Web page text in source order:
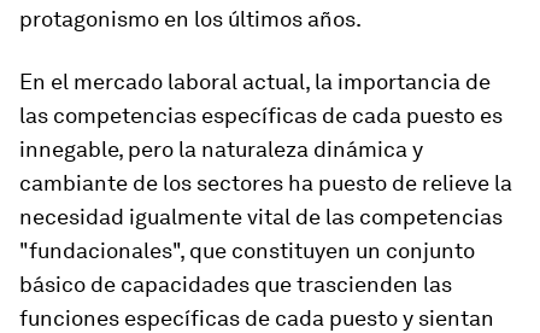
protagonismo en los últimos años.
En el mercado laboral actual, la importancia de
las competencias específicas de cada puesto es
innegable, pero la naturaleza dinámica y
cambiante de los sectores ha puesto de relieve la
necesidad igualmente vital de las competencias
"fundacionales", que constituyen un conjunto
básico de capacidades que trascienden las
funciones específicas de cada puesto y sientan